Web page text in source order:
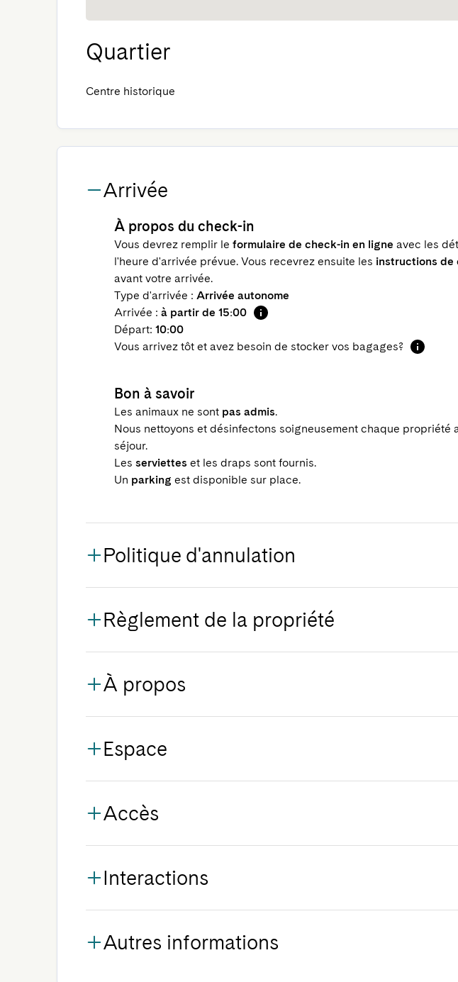
Quartier
Centre historique
Arrivée
À propos du check-in
Vous devrez remplir le formulaire de check-in en ligne avec les
l'heure d'arrivée prévue. Vous recevrez ensuite les instructions de
avant votre arrivée.
Type d'arrivée : Arrivée autonome
Arrivée : à partir de 15:00
Départ: 10:00
Vous arrivez tôt et avez besoin de stocker vos bagages?
Bon à savoir
Les animaux ne sont pas admis.
Nous nettoyons et désinfectons soigneusement chaque propriété
séjour.
Les serviettes et les draps sont fournis.
Un parking est disponible sur place.
Politique d'annulation
Règlement de la propriété
À propos
Espace
Accès
Interactions
Autres informations